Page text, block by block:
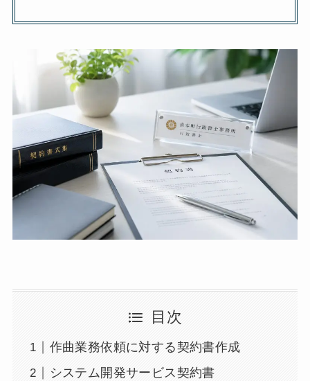
目次
作曲業務依頼に対する契約書作成
システム開発サービス契約書